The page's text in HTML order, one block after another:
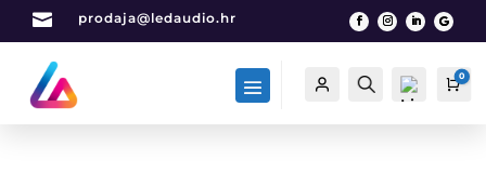
 prodaja@ledaudio.hr
Račun Traži 0